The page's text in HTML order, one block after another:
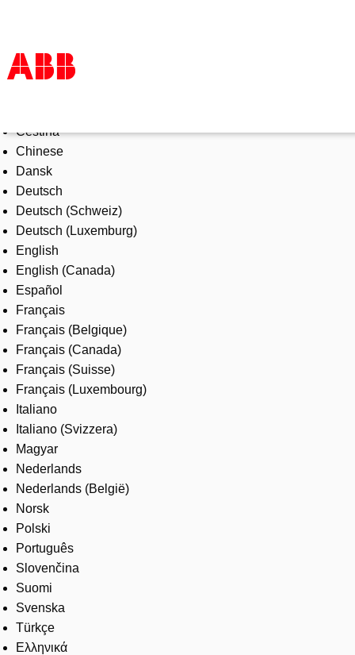
Products & Solutions
Industries
Services
About us
Where to buy
Contact us
Careers
Čeština
Chinese
Dansk
Deutsch
Deutsch (Schweiz)
Deutsch (Luxemburg)
English
English (Canada)
Español
Français
Français (Belgique)
Français (Canada)
Français (Suisse)
Français (Luxembourg)
Italiano
Italiano (Svizzera)
Magyar
Nederlands
Nederlands (België)
Norsk
Polski
Português
Slovenčina
Suomi
Svenska
Türkçe
Ελληνικά